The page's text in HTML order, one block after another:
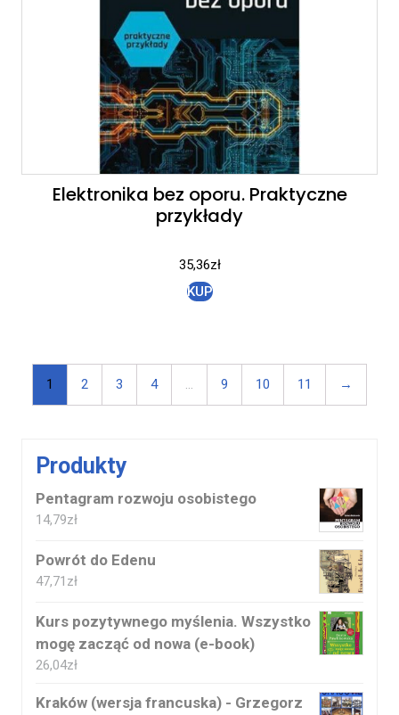
Elektronika bez oporu. Praktyczne
przykłady
35,36zł
KUP
1 2 3 4 … 9 10 11 →
Produkty
Pentagram rozwoju osobistego
14,79zł
Powrót do Edenu
47,71 zł
Kurs pozytywnego myślenia. Wszystko
mogę zacząć od nowa (e-book)
26,04zł
Kraków (wersja francuska) - Grzegorz